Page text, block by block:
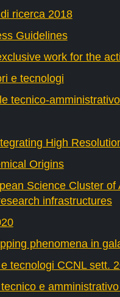
ricerca 2018
Guidelines
work for the
e tecnologi
tecnico-amministrativo
High
Origins
Science Cluster of
infrastructures
phenomena in
tecnologi CCNL sett.
e